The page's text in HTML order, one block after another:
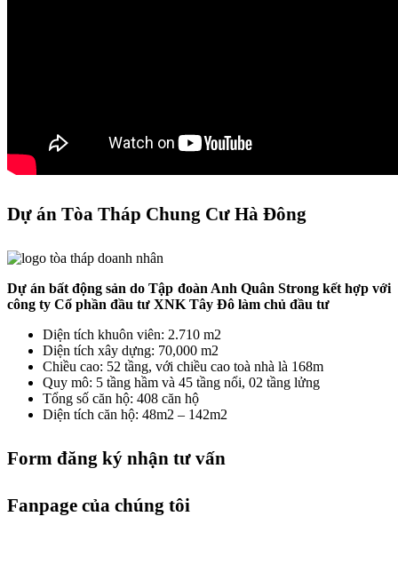
Dự án Tòa Tháp Chung Cư Hà Đông
Dự án bất động sản do Tập đoàn Anh Quân Strong kết hợp với
công ty Cổ phần đầu tư XNK Tây Đô làm chủ đầu tư
Diện tích khuôn viên: 2.710 m2
Diện tích xây dựng: 70,000 m2
Chiều cao: 52 tầng, với chiều cao toà nhà là 168m
Quy mô: 5 tầng hầm và 45 tầng nổi, 02 tầng lửng
Tổng số căn hộ: 408 căn hộ
Diện tích căn hộ: 48m2 – 142m2
Form đăng ký nhận tư vấn
Fanpage của chúng tôi